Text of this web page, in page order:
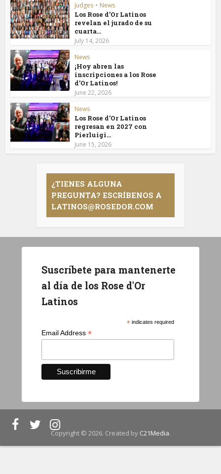
Judges • News
Los Rose d’Or Latinos
revelan el jurado de su
cuarta...
July 14, 2026
News
¡Hoy abren las
inscripciones a los Rose
d’Or Latinos!
June 22, 2026
News
Los Rose d’Or Latinos
regresan en 2027 con
Pierluigi...
June 15, 2026
¿TIENES ALGUNA
PREGUNTA? ESCRÍBENOS A
LATINOS@ROSEDOR.COM
Suscríbete para mantenerte
al día de los Rose d'Or
Latinos
*indicates required
Email Address *
Copyright © 2026. Created by C21Media.